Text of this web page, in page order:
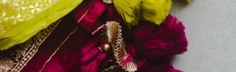
ervoor te zorgen dat de kleur gelijkmatig wordt verdeeld.
om overtollige kleurstof te verwijderen en vervolgens
voorkomen.
van de kleur en kwaliteit van